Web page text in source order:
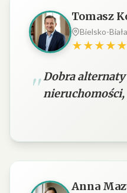
Tomasz
Bielsko-Biała
★★★★★
Dobra
Anna